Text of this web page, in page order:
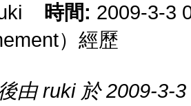
時間: 2009-3-
）經歷
由 ruki 於 2009-3-